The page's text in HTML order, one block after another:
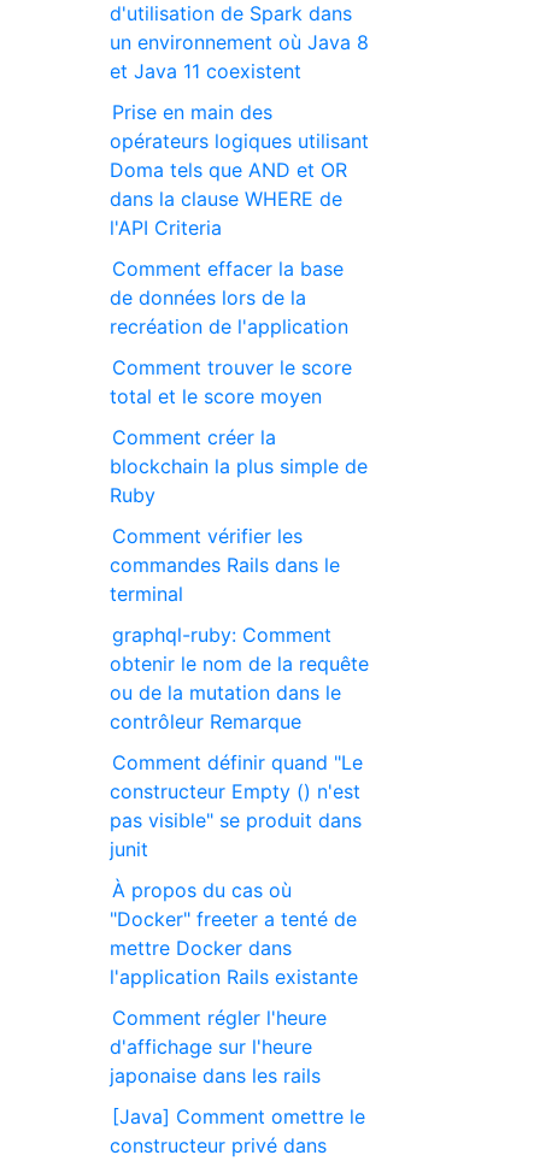
d'utilisation de Spark dans
un environnement où Java 8
et Java 11 coexistent
Prise en main des
opérateurs logiques utilisant
Doma tels que AND et OR
dans la clause WHERE de
l'API Criteria
Comment effacer la base
de données lors de la
recréation de l'application
Comment trouver le score
total et le score moyen
Comment créer la
blockchain la plus simple de
Ruby
Comment vérifier les
commandes Rails dans le
terminal
graphql-ruby: Comment
obtenir le nom de la requête
ou de la mutation dans le
contrôleur Remarque
Comment définir quand "Le
constructeur Empty () n'est
pas visible" se produit dans
junit
À propos du cas où
"Docker" freeter a tenté de
mettre Docker dans
l'application Rails existante
Comment régler l'heure
d'affichage sur l'heure
japonaise dans les rails
[Java] Comment omettre le
constructeur privé dans